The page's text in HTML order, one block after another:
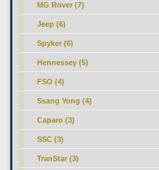
MG Rover (7)
Jeep (6)
Spyker (6)
Hennessey (5)
FSO (4)
Ssang Yong (4)
Caparo (3)
SSC (3)
TranStar (3)